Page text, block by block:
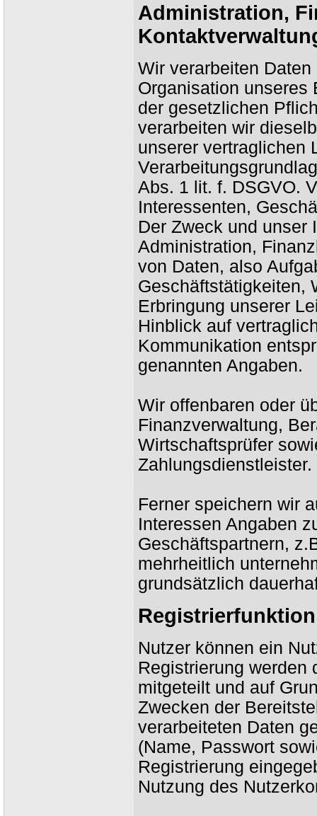
Administration,
Wir verarbeiten
Organisation unseres
der gesetzlichen
verarbeiten wir
unserer vertraglichen
Abs. 1 lit. f. DSGVO.
Interessenten,
Der Zweck und unser
Administration,
von Daten, also
Geschäftstätigkeiten,
Erbringung unserer
Hinblick auf
Kommunikation
genannten Angaben.
Wir offenbaren oder
Finanzverwaltung,
Wirtschaftsprüfer
Zahlungsdienstleister.
Ferner speichern wir
Interessen Angaben
Geschäftspartnern,
mehrheitlich
grundsätzlich
Registrierfunktion
Nutzer können ein
Registrierung werden
mitgeteilt und auf
Zwecken der
verarbeiteten Daten
(Name, Passwort
Registrierung
Nutzung des